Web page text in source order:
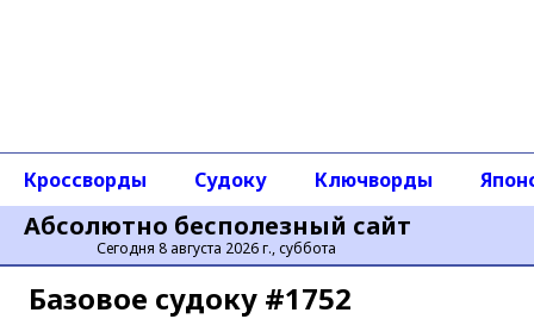
Абсолютно бесполезный сайт
Сегодня 8 августа 2026 г., суббота
Кроссворды Судоку Ключворды
Базовое cудоку #1752